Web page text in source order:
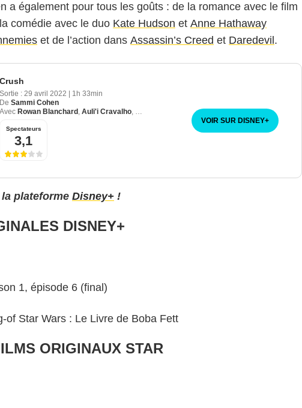
a également pour tous les goûts : de la romance avec le film
comédie avec le duo Kate Hudson et Anne Hathaway
et de l’action dans Assassin’s Creed et Daredevil .
Crush
Sortie : 29 avril 2022
1h 33min
De Sammi Cohen
Avec Rowan Blanchard , Auli'i Cravalho, Isabella Ferreira
Spectateurs
3,1
VOIR SUR DISNEY+
plateforme Disney+ !
DISNEY+
1, épisode 6 (final)
of Star Wars : Le Livre de Boba Fett
ORIGINAUX STAR